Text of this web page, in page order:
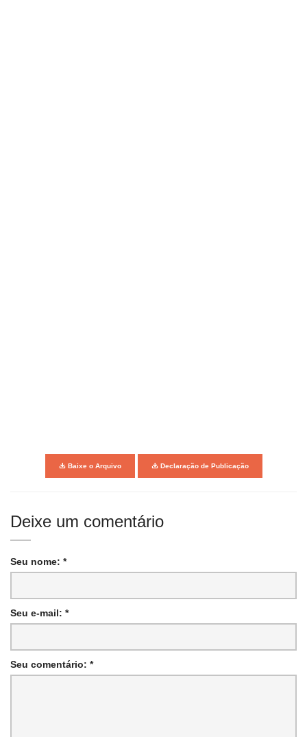
Baixe o Arquivo Declaração de Publicação
Deixe um comentário
Seu nome: *
Seu e-mail: *
Seu comentário: *